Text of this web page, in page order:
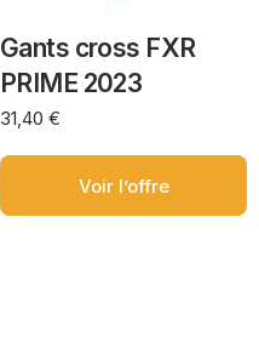
Gants cross FXR
PRIME 2023
31,40 €
Voir l’offre